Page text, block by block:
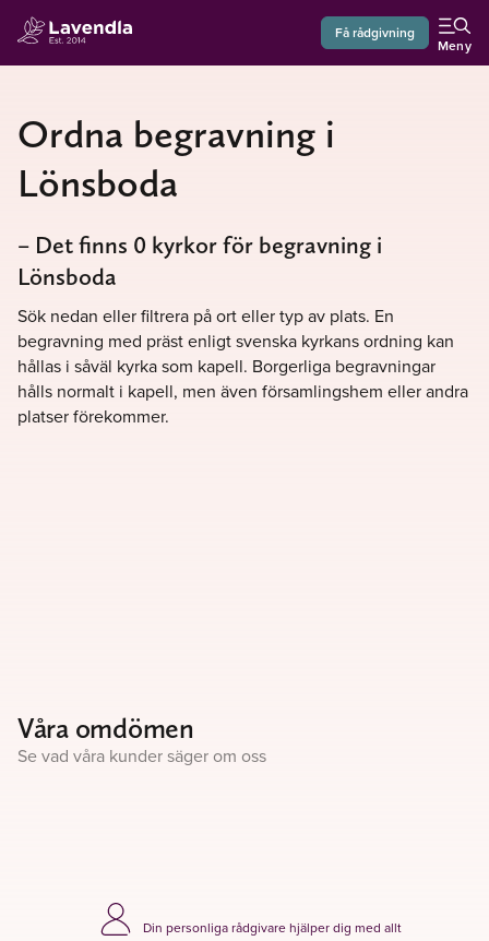
Få rådgivning
Meny
Ordna begravning i
Lönsboda
– Det finns 0 kyrkor för begravning i
Lönsboda
Sök nedan eller filtrera på ort eller typ av plats. En
begravning med präst enligt svenska kyrkans ordning kan
hållas i såväl kyrka som kapell. Borgerliga begravningar
hålls normalt i kapell, men även församlingshem eller andra
platser förekommer.
Våra omdömen
Se vad våra kunder säger om oss
Din personliga rådgivare hjälper dig med allt